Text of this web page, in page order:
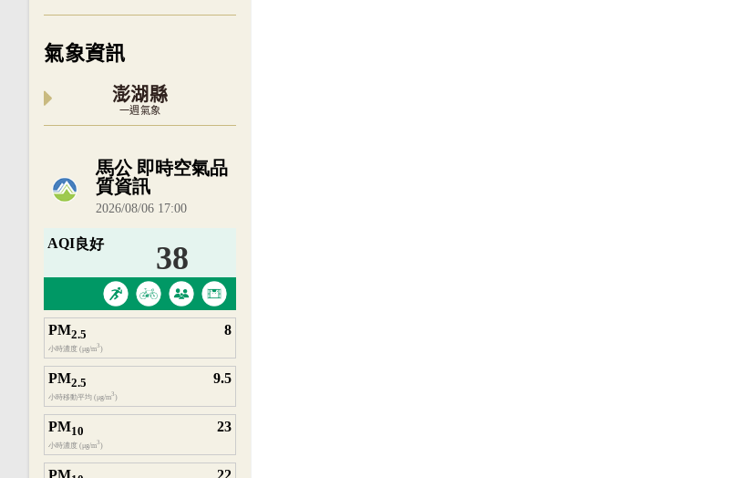
氣象資訊
澎湖縣
一週氣象
內嵌空氣品質小工具為視覺預覽，完整即時空氣品質資料請開啟